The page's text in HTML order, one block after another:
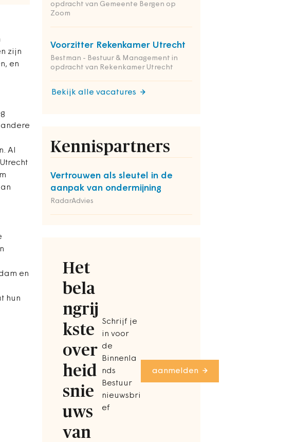
zijn
en
Al
en
hun
opdracht van Gemeente Bergen op
Zoom
Voorzitter Rekenkamer Utrecht
Bestman - Bestuur & Management in
opdracht van Rekenkamer Utrecht
Bekijk alle vacatures
Kennispartners
Vertrouwen als sleutel in de
aanpak van ondermijning
RadarAdvies
Het
bela
ngrij
kste
over
heid
snie
uws
van
Schrijf je
in voor
de
Binnenla
nds
Bestuur
nieuwsbri
ef
aanmelden